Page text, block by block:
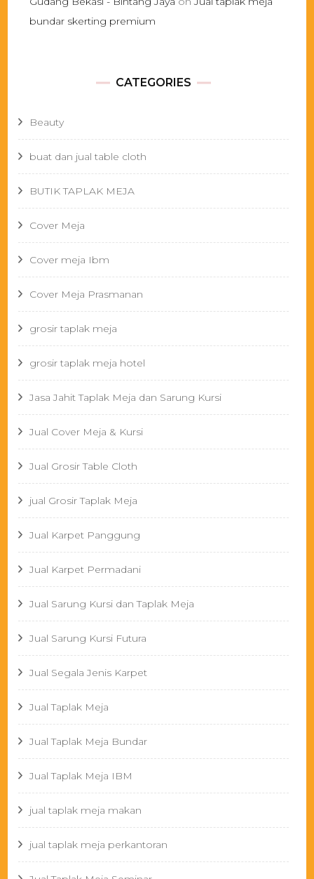
bundar skerting premium
CATEGORIES
Beauty
buat dan jual table cloth
BUTIK TAPLAK MEJA
Cover Meja
Cover meja Ibm
Cover Meja Prasmanan
grosir taplak meja
grosir taplak meja hotel
Jasa Jahit Taplak Meja dan Sarung Kursi
Jual Cover Meja & Kursi
Jual Grosir Table Cloth
jual Grosir Taplak Meja
Jual Karpet Panggung
Jual Karpet Permadani
Jual Sarung Kursi dan Taplak Meja
Jual Sarung Kursi Futura
Jual Segala Jenis Karpet
Jual Taplak Meja
Jual Taplak Meja Bundar
Jual Taplak Meja IBM
jual taplak meja makan
jual taplak meja perkantoran